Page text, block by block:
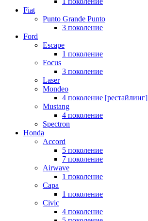
Fiat
Punto Grande Punto
3 поколение
Ford
Escape
1 поколение
Focus
3 поколение
Laser
Mondeo
4 поколение [рестайлинг]
Mustang
4 поколение
Spectron
Honda
Accord
5 поколение
7 поколение
Airwave
1 поколение
Capa
1 поколение
Civic
4 поколение